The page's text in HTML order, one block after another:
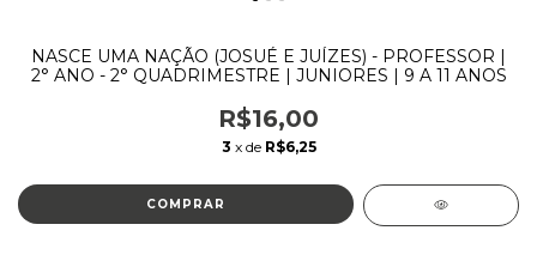
NASCE UMA NAÇÃO (JOSUÉ E JUÍZES) - PROFESSOR |
2° ANO - 2° QUADRIMESTRE | JUNIORES | 9 A 11 ANOS
R$16,00
3 x de R$6,25